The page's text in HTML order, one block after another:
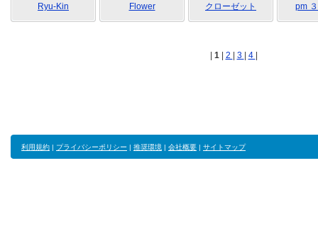
Ryu-Kin Flower クローゼット pm
1 2 3 4
利用規約 | プライバシーポリシー | 推奨環境 | 会社概要 | サイトマップ